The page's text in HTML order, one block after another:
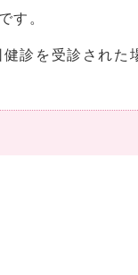
す。
診を受診され